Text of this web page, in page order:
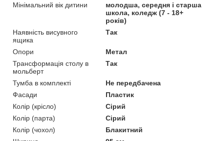
Мінімальний вік дитини
молодша, середня і старша
школа, коледж (7 - 18+
років)
Наявність висувного
ящика
Так
Опори
Метал
Трансформація столу в
мольберт
Так
Тумба в комплекті
Не передбачена
Фасади
Пластик
Колір (крісло)
Сірий
Колір (парта)
Сірий
Колір (чохол)
Блакитний